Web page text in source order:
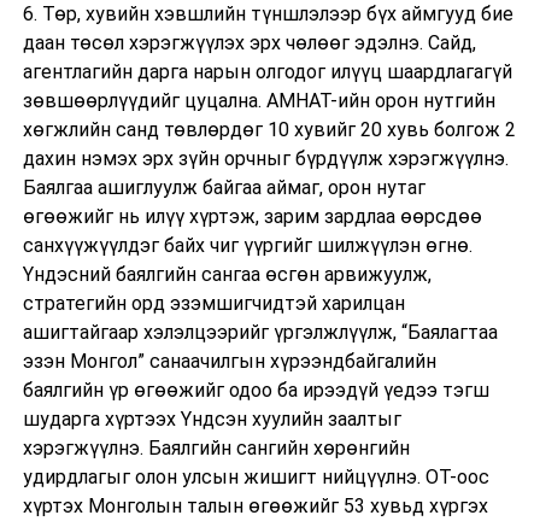
6. Төр, хувийн хэвшлийн түншлэлээр бүх аймгууд бие
даан төсөл хэрэгжүүлэх эрх чөлөөг эдэлнэ. Сайд,
агентлагийн дарга нарын олгодог илүүц шаардлагагүй
зөвшөөрлүүдийг цуцална. АМНАТ-ийн орон нутгийн
хөгжлийн санд төвлөрдөг 10 хувийг 20 хувь болгож 2
дахин нэмэх эрх зүйн орчныг бүрдүүлж хэрэгжүүлнэ.
Баялгаа ашиглуулж байгаа аймаг, орон нутаг
өгөөжийг нь илүү хүртэж, зарим зардлаа өөрсдөө
санхүүжүүлдэг байх чиг үүргийг шилжүүлэн өгнө.
Үндэсний баялгийн сангаа өсгөн арвижуулж,
стратегийн орд эзэмшигчидтэй харилцан
ашигтайгаар хэлэлцээрийг үргэлжлүүлж, “Баялагтаа
эзэн Монгол” санаачилгын хүрээндбайгалийн
баялгийн үр өгөөжийг одоо ба ирээдүй үедээ тэгш
шударга хүртээх Үндсэн хуулийн заалтыг
хэрэгжүүлнэ. Баялгийн сангийн хөрөнгийн
удирдлагыг олон улсын жишигт нийцүүлнэ. ОТ-оос
хүртэх Монголын талын өгөөжийг 53 хувьд хүргэх